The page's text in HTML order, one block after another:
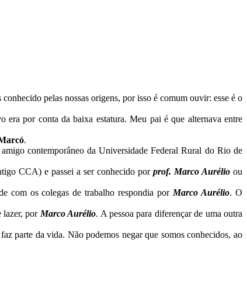
pelas nossas origens, por isso é comum ouvir: esse é o
por conta da baixa estatura. Meu pai é que alternava entre
.
contemporâneo da Universidade Federal Rural do Rio de
CCA) e passei a ser conhecido por prof. Marco Aurélio ou
com os colegas de trabalho respondia por Marco Aurélio. O
lazer, por Marco Aurélio. A pessoa para diferençar de uma outra
parte da vida. Não podemos negar que somos conhecidos, ao